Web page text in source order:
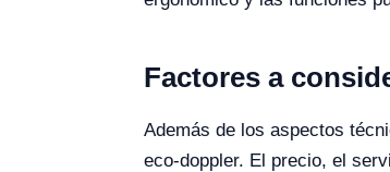
Factores a
Además de los aspectos
eco-doppler. El precio, el